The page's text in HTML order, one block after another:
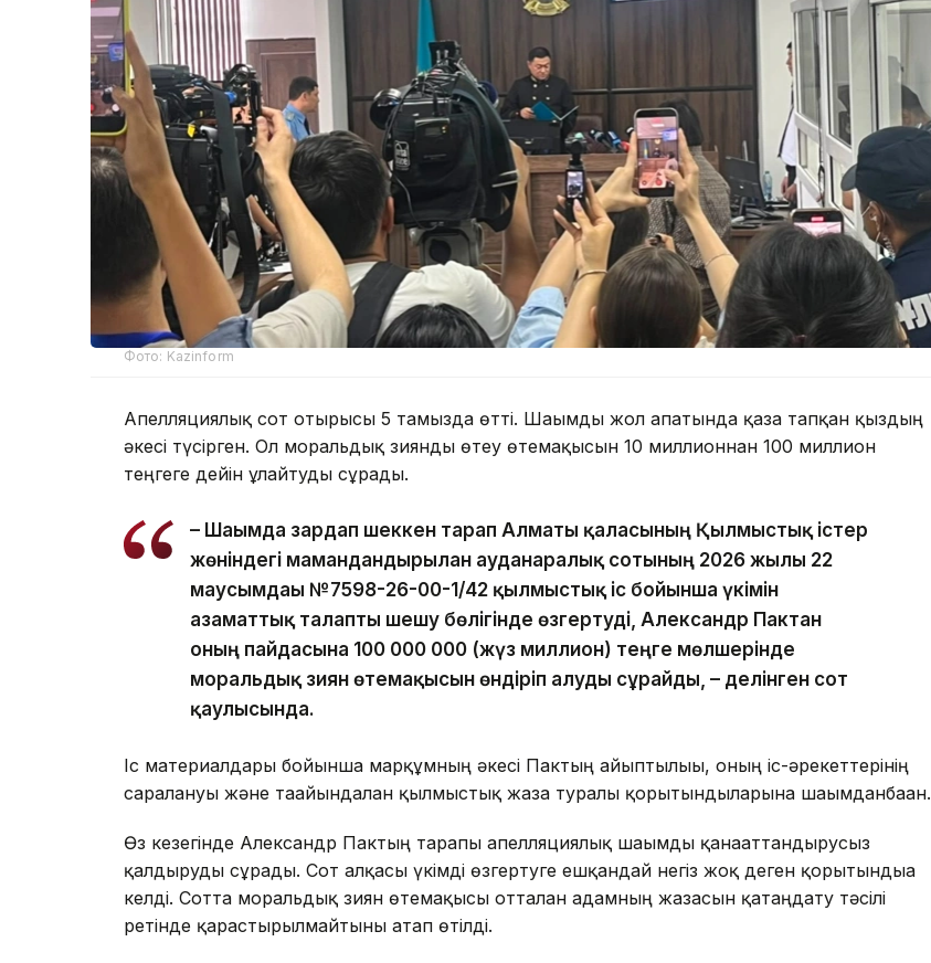
Фото: Kazinform
Апелляциялық сот отырысы 5 тамызда өтті. Шағымды жол апатында қаза тапқан қыздың
әкесі түсірген. Ол моральдық зиянды өтеу өтемақысын 10 миллионнан 100 миллион
теңгеге дейін ұлғайтуды сұрады.
– Шағымда зардап шеккен тарап Алматы қаласының Қылмыстық істер
жөніндегі мамандандырылған ауданаралық сотының 2026 жылғы 22
маусымдағы №7598-26-00-1/42 қылмыстық іс бойынша үкімін
азаматтық талапты шешу бөлігінде өзгертуді, Александр Пактан
оның пайдасына 100 000 000 (жүз миллион) теңге мөлшерінде
моральдық зиян өтемақысын өндіріп алуды сұрайды, – делінген сот
қаулысында.
Іс материалдары бойынша марқұмның әкесі Пактың айыптылығы, оның іс-әрекеттерінің
саралануы және тағайындалған қылмыстық жаза туралы қорытындыларына шағымданбаған.
Өз кезегінде Александр Пактың тарапы апелляциялық шағымды қанағаттандырусыз
қалдыруды сұрады. Сот алқасы үкімді өзгертуге ешқандай негіз жоқ деген қорытындыға
келді. Сотта моральдық зиян өтемақысы отталған адамның жазасын қатаңдату тәсілі
ретінде қарастырылмайтыны атап өтілді.